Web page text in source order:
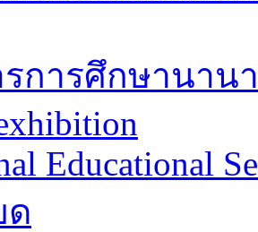
การศึกษานาน
Educational
ด